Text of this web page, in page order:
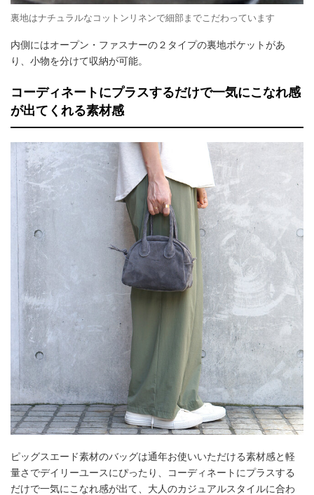
裏地はナチュラルなコットンリネンで細部までこだわっています
内側にはオープン・ファスナーの２タイプの裏地ポケットがあ
り、小物を分けて収納が可能。
コーディネートにプラスするだけで一気にこなれ感
が出てくれる素材感
ピッグスエード素材のバッグは通年お使いいただける素材感と軽
量さでデイリーユースにぴったり、コーディネートにプラスする
だけで一気にこなれ感が出て、大人のカジュアルスタイルに合わ